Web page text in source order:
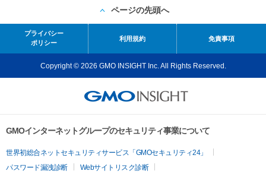
ページの先頭へ
プライバシー
ポリシー
利用規約 免責事項
Copyright © 2026 GMO INSIGHT Inc. All Rights Reserved.
GMOインターネットグループのセキュリティ事業について
世界初総合ネットセキュリティサービス「GMOセキュリティ24」
パスワード漏洩診断
Webサイトリスク診断